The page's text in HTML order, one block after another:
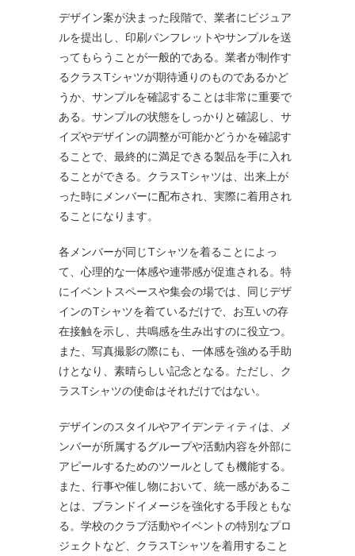
デザイン案が決まった段階で、業者にビジュア
ルを提出し、印刷パンフレットやサンプルを送
ってもらうことが一般的である。業者が制作す
るクラスTシャツが期待通りのものであるかど
うか、サンプルを確認することは非常に重要で
ある。サンプルの状態をしっかりと確認し、サ
イズやデザインの調整が可能かどうかを確認す
ることで、最終的に満足できる製品を手に入れ
ることができる。クラスTシャツは、出来上が
った時にメンバーに配布され、実際に着用され
ることになります。
各メンバーが同じTシャツを着ることによっ
て、心理的な一体感や連帯感が促進される。特
にイベントスペースや集会の場では、同じデザ
インのTシャツを着ているだけで、お互いの存
在接触を示し、共鳴感を生み出すのに役立つ。
また、写真撮影の際にも、一体感を強める手助
けとなり、素晴らしい記念となる。ただし、ク
ラスTシャツの使命はそれだけではない。
デザインのスタイルやアイデンティティは、メ
ンバーが所属するグループや活動内容を外部に
アピールするためのツールとしても機能する。
また、行事や催し物において、統一感があるこ
とは、ブランドイメージを強化する手段ともな
る。学校のクラブ活動やイベントの特別なプロ
ジェクトなど、クラスTシャツを着用すること